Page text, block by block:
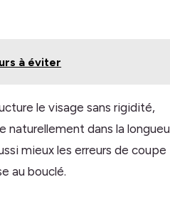
à éviter
le visage sans rigidité,
naturellement dans la
mieux les erreurs de coupe
au bouclé.